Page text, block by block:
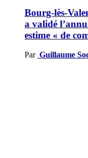
Bourg-lès-
a validé
estime « de
Par Guillaume